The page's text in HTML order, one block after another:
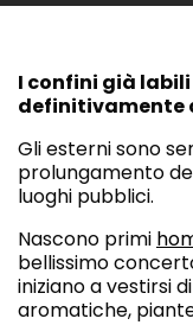
I confini già
definitivamente
Gli esterni sono
prolungamento
luoghi pubblici.
Nascono primi
bellissimo
iniziano a vestirsi
aromatiche,